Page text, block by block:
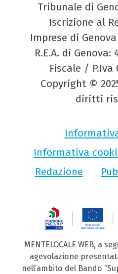
Tribunale di
Iscrizione al
Imprese di Genova
R.E.A. di Genova:
Fiscale / P.Iva
Copyright ©
diritti
Informativa
Redazione
MENTELOCALE WEB, a
agevolazione
nell’ambito del Bando